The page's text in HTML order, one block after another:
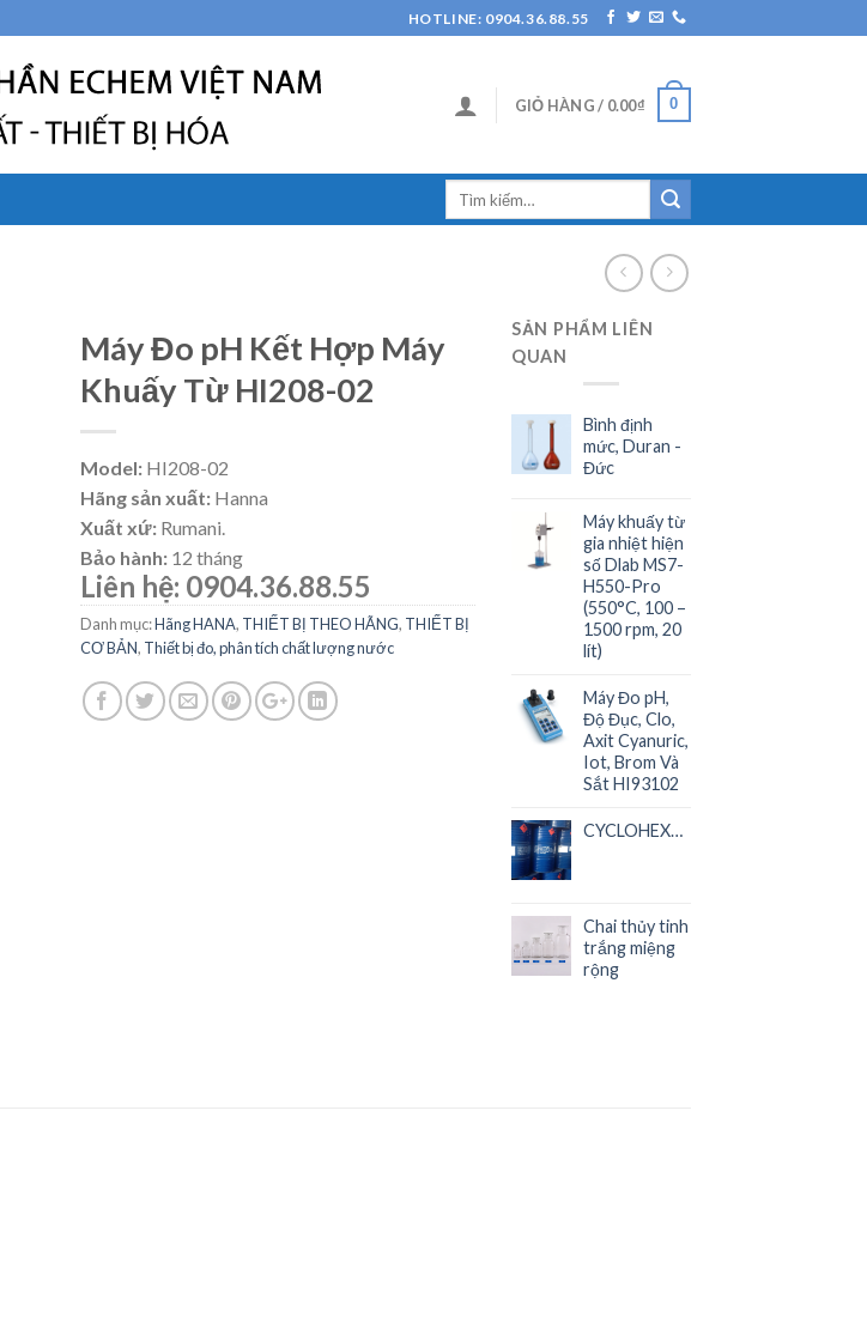
HOTLINE: 0904.36.88.55
GIỎ HÀNG / 0.00₫ 0
Máy Đo pH Kết Hợp Máy
Khuấy Từ HI208-02
Model: HI208-02
Hãng sản xuất: Hanna
Xuất xứ: Rumani.
Bảo hành: 12 tháng
Liên hệ: 0904.36.88.55
Danh mục:Hãng HANA, THIẾT BỊ THEO HÃNG, THIẾT BỊ
CƠ BẢN, Thiết bị đo, phân tích chất lượng nước
SẢN PHẨM LIÊN
QUAN
Bình định
mức, Duran -
Đức
Máy khuấy từ
gia nhiệt hiện
số Dlab MS7-
H550-Pro
(550°C, 100 –
1500 rpm, 20
lít)
Máy Đo pH,
Độ Đục, Clo,
Axit Cyanuric,
Iot, Brom Và
Sắt HI93102
CYCLOHEXANONE
Chai thủy tinh
trắng miệng
rộng